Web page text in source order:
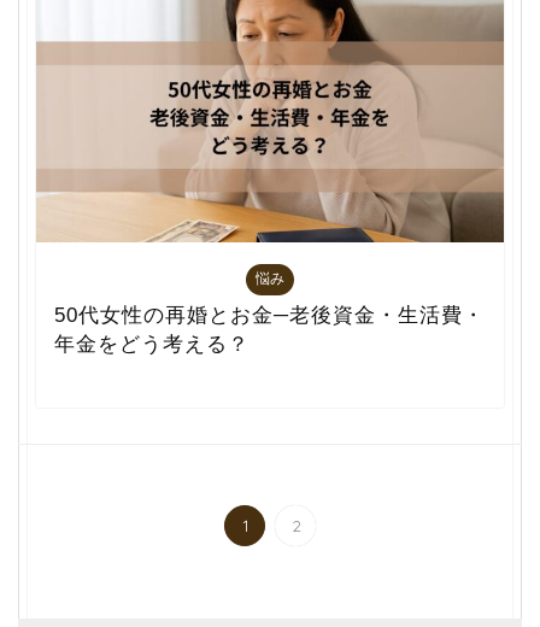
悩み
50代女性の再婚とお金─老後資金・生活費・
年金をどう考える？
1 2